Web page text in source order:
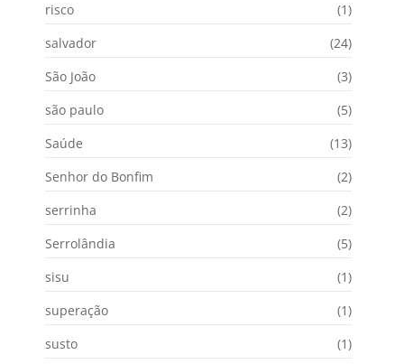
risco
(1)
salvador
(24)
São João
(3)
são paulo
(5)
Saúde
(13)
Senhor do Bonfim
(2)
serrinha
(2)
Serrolândia
(5)
sisu
(1)
superação
(1)
susto
(1)